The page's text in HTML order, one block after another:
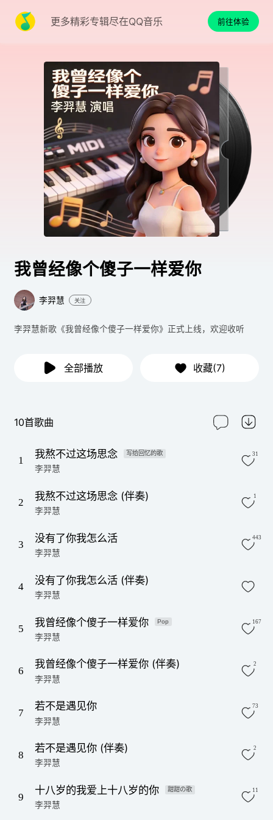
更多精彩专辑尽在QQ音乐 前往体验
我曾经像个傻子一样爱你
李羿慧 关注
李羿慧新歌《我曾经像个傻子一样爱你》正式上线，欢迎收听
全部播放 收藏(7)
10首歌曲
1
我熬不过这场思念 写给回忆的歌
李羿慧
31
2
我熬不过这场思念 (伴奏)
李羿慧
1
3
没有了你我怎么活
李羿慧
443
4
没有了你我怎么活 (伴奏)
李羿慧
5
我曾经像个傻子一样爱你 Pop
李羿慧
167
6
我曾经像个傻子一样爱你 (伴奏)
李羿慧
2
7
若不是遇见你
李羿慧
73
8
若不是遇见你 (伴奏)
李羿慧
2
9
十八岁的我爱上十八岁的你 甜甜の歌
李羿慧
11